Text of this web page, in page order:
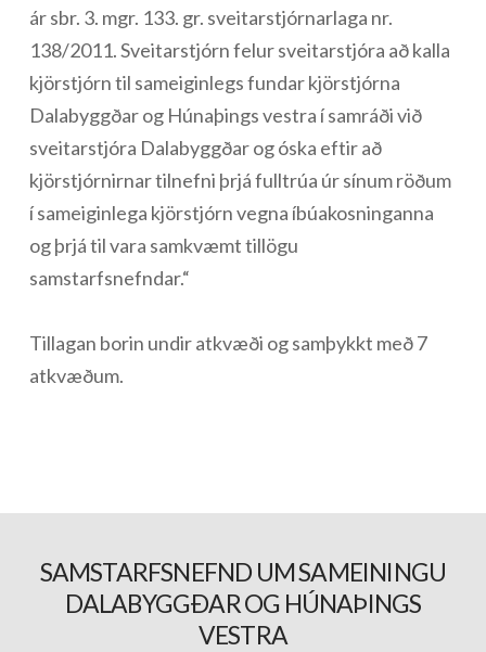
ár sbr. 3. mgr. 133. gr. sveitarstjórnarlaga nr.
138/2011. Sveitarstjórn felur sveitarstjóra að kalla
kjörstjórn til sameiginlegs fundar kjörstjórna
Dalabyggðar og Húnaþings vestra í samráði við
sveitarstjóra Dalabyggðar og óska eftir að
kjörstjórnirnar tilnefni þrjá fulltrúa úr sínum röðum
í sameiginlega kjörstjórn vegna íbúakosninganna
og þrjá til vara samkvæmt tillögu
samstarfsnefndar.“
Tillagan borin undir atkvæði og samþykkt með 7
atkvæðum.
SAMSTARFSNEFND UM SAMEININGU
DALABYGGÐAR OG HÚNAÞINGS
VESTRA